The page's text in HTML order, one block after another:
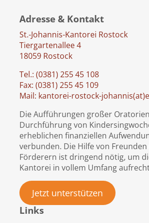
Adresse & Kontakt
St.-Johannis-Kantorei Rostock
Tiergartenallee 4
18059 Rostock
Tel.: (0381) 255 45 108
Fax: (0381) 255 45 109
Mail: kantorei-rostock-
Die Aufführungen großer
Durchführung von
erheblichen finanziellen
verbunden. Die Hilfe von
Förderern ist dringend nötig, um
Kantorei in vollem Umfang
Jetzt unterstützen
Links